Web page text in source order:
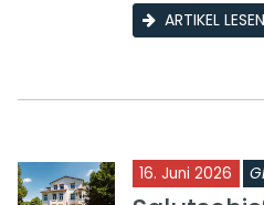
ARTIKEL LESEN
16. Juni 2026